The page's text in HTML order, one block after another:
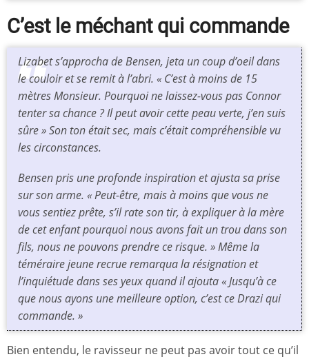
C’est le méchant qui commande
Lizabet s’approcha de Bensen, jeta un coup d’oeil dans
le couloir et se remit à l’abri. « C’est à moins de 15
mètres Monsieur. Pourquoi ne laissez-vous pas Connor
tenter sa chance ? Il peut avoir cette peau verte, j’en suis
sûre » Son ton était sec, mais c’était compréhensible vu
les circonstances.
Bensen pris une profonde inspiration et ajusta sa prise
sur son arme. « Peut-être, mais à moins que vous ne
vous sentiez prête, s’il rate son tir, à expliquer à la mère
de cet enfant pourquoi nous avons fait un trou dans son
fils, nous ne pouvons prendre ce risque. » Même la
téméraire jeune recrue remarqua la résignation et
l’inquiétude dans ses yeux quand il ajouta « Jusqu’à ce
que nous ayons une meilleure option, c’est ce Drazi qui
commande. »
Bien entendu, le ravisseur ne peut pas avoir tout ce qu’il